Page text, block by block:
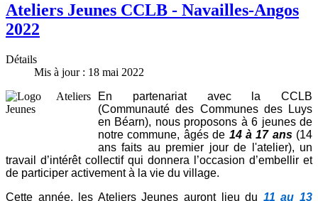
Ateliers Jeunes CCLB - Navailles-Angos
2022
Détails
Mis à jour : 18 mai 2022
En partenariat avec la CCLB
(Communauté des Communes des Luys
en Béarn), nous proposons à 6 jeunes de
notre commune, âgés de 14 à 17 ans(14
ans faits au premier jour de l'atelier), un
travail d’intérêt collectif qui donnera l’occasion d’embellir et
de participer activement à la vie du village.
Cette année, les Ateliers Jeunes auront lieu du 11 au 13